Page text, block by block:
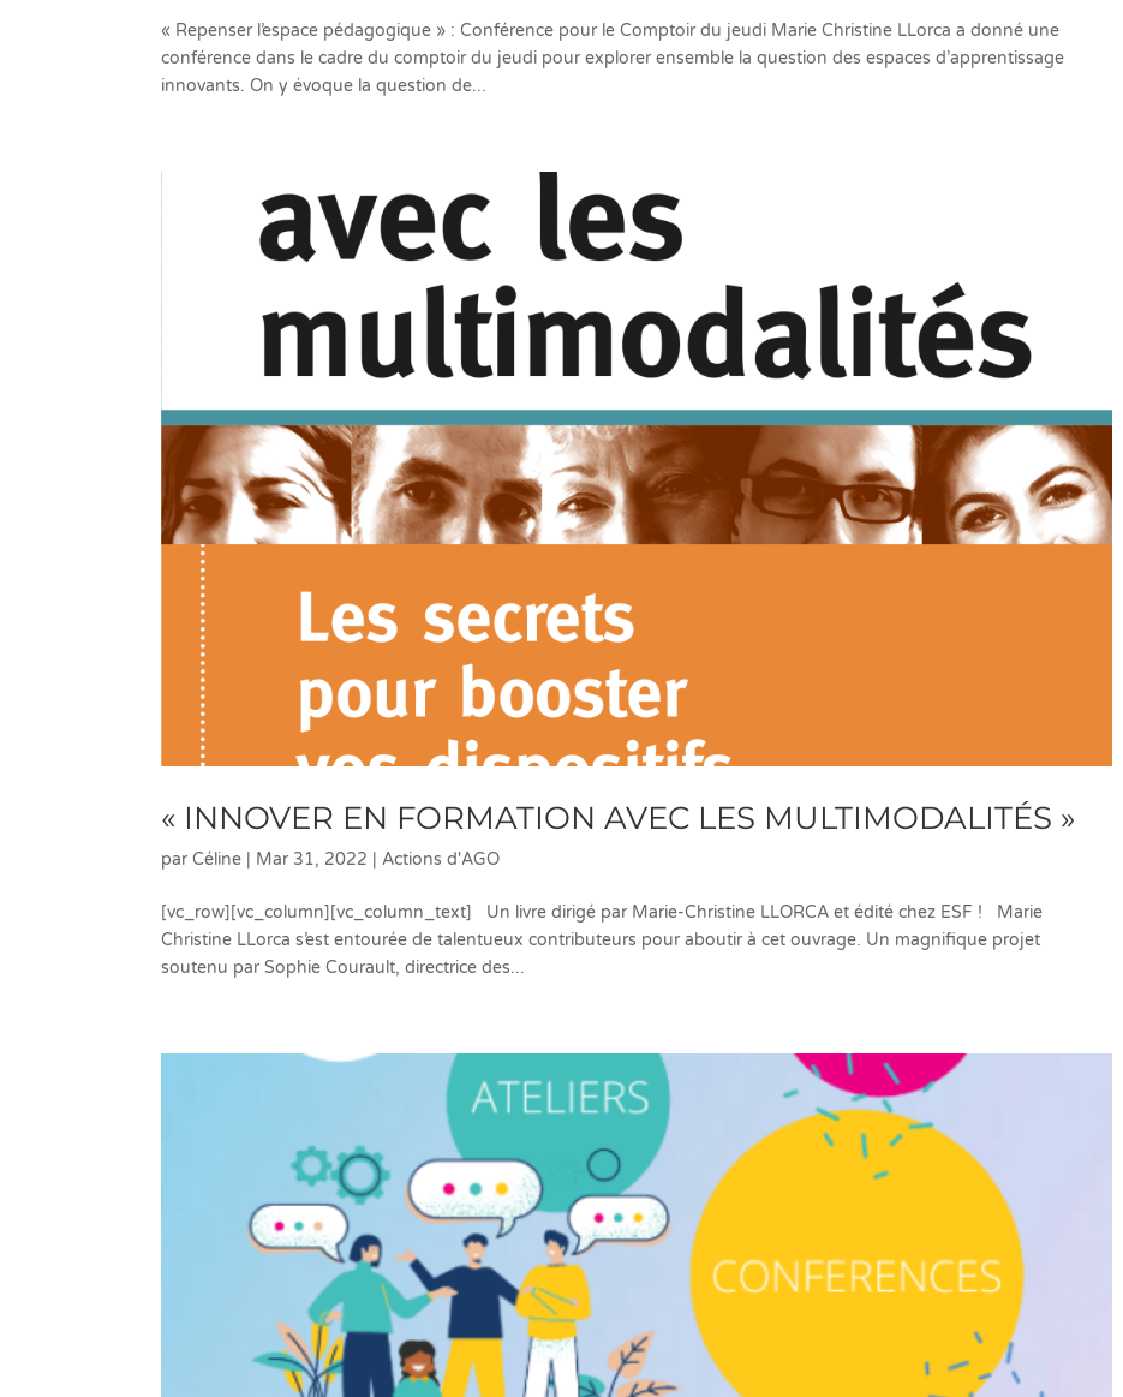
« Repenser l’espace pédagogique » : Conférence pour le Comptoir du jeudi Marie Christine LLorca a donné une
conférence dans le cadre du comptoir du jeudi pour explorer ensemble la question des espaces d’apprentissage
innovants. On y évoque la question de...
« INNOVER EN FORMATION AVEC LES MULTIMODALITÉS »
parCéline Mar 31, 2022 |Actions d'AGO
[vc_row][vc_column][vc_column_text] Un livre dirigé par Marie-Christine LLORCA et édité chez ESF ! Marie
Christine LLorca s’est entourée de talentueux contributeurs pour aboutir à cet ouvrage. Un magnifique projet
soutenu par Sophie Courault, directrice des...